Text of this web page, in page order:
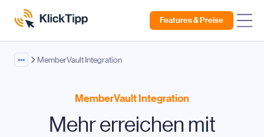
Features & Preise
••• MemberVault Integration
MemberVault Integration
Mehr erreichen mit